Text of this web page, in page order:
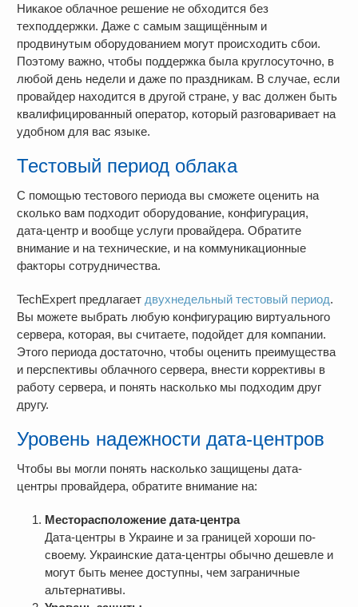
Никакое облачное решение не обходится без
техподдержки. Даже с самым защищённым и
продвинутым оборудованием могут происходить сбои.
Поэтому важно, чтобы поддержка была круглосуточно, в
любой день недели и даже по праздникам. В случае, если
провайдер находится в другой стране, у вас должен быть
квалифицированный оператор, который разговаривает на
удобном для вас языке.
Тестовый период облака
С помощью тестового периода вы сможете оценить на
сколько вам подходит оборудование, конфигурация,
дата-центр и вообще услуги провайдера. Обратите
внимание и на технические, и на коммуникационные
факторы сотрудничества.
TechExpert предлагает двухнедельный тестовый период.
Вы можете выбрать любую конфигурацию виртуального
сервера, которая, вы считаете, подойдет для компании.
Этого периода достаточно, чтобы оценить преимущества
и перспективы облачного сервера, внести коррективы в
работу сервера, и понять насколько мы подходим друг
другу.
Уровень надежности дата-центров
Чтобы вы могли понять насколько защищены дата-
центры провайдера, обратите внимание на:
Месторасположение дата-центра
Дата-центры в Украине и за границей хороши по-
своему. Украинские дата-центры обычно дешевле и
могут быть менее доступны, чем заграничные
альтернативы.